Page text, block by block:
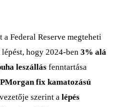
Federal Reserve megteheti
lépést, hogy 2024-ben 3% alá
leszállás fenntartása
fix kamatozású
szerint a lépés